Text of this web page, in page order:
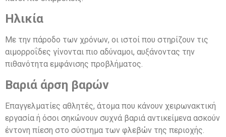
Ηλικία
Με την πάροδο των χρόνων, οι ιστοί που στηρίζουν τις
αιμορροΐδες γίνονται πιο αδύναμοι, αυξάνοντας την
πιθανότητα εμφάνισης προβλήματος.
Βαριά άρση βαρών
Επαγγελματίες αθλητές, άτομα που κάνουν χειρωνακτική
εργασία ή όσοι σηκώνουν συχνά βαριά αντικείμενα ασκούν
έντονη πίεση στο σύστημα των φλεβών της περιοχής.